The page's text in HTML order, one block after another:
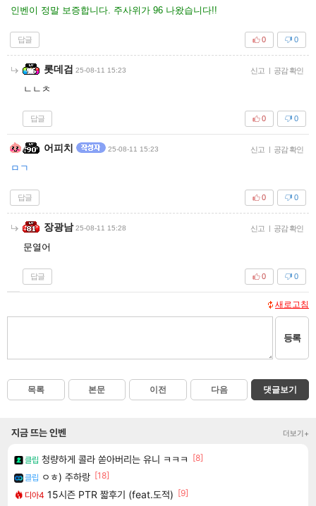
인벤이 정말 보증합니다. 주사위가 96 나왔습니다!!
답글 0
0
롯데검 25-08-11 15:23 신고 | 공감 확인
ㄴㄴㅊ
답글 0
0
어피치 25-08-11 15:23 신고 | 공감 확인
ㅁㄱ
답글 0
0
장광남 25-08-11 15:28 신고 | 공감 확인
문열어
답글 0
0
새로고침
등록
목록 본문 이전 다음 댓글보기
지금 뜨는 인벤 더보기+
클립 청량하게 콜라 쏟아버리는 유니 ㅋㅋㅋ
[8]
클립 ㅇㅎ) 주하랑 [18]
디아4 15시즌 PTR 짧후기 (feat.도적) [9]